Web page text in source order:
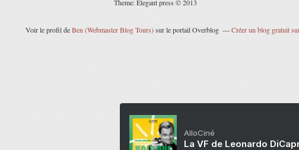
Theme: Elegant press © 2013
Voir le profil deBen (Webmaster Blog Tours)sur le portail Overblog Créer un blog gratuit
AlloCiné
La VF de Leonardo